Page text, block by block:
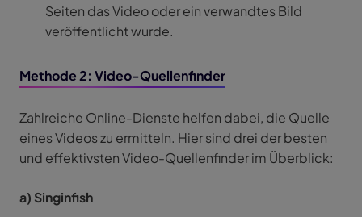
Seiten das Video oder ein verwandtes Bild
veröffentlicht wurde.
Methode 2: Video-Quellenfinder
Zahlreiche Online-Dienste helfen dabei, die Quelle
eines Videos zu ermitteln. Hier sind drei der besten
und effektivsten Video-Quellenfinder im Überblick:
a) Singinfish